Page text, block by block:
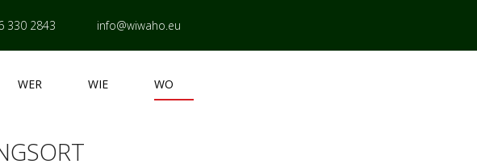
330 2843 info@wiwaho.eu
WER WIE WO